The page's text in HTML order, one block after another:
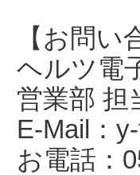
【お問い
ヘルツ電
営業部 担
E-Mail：
お電話：